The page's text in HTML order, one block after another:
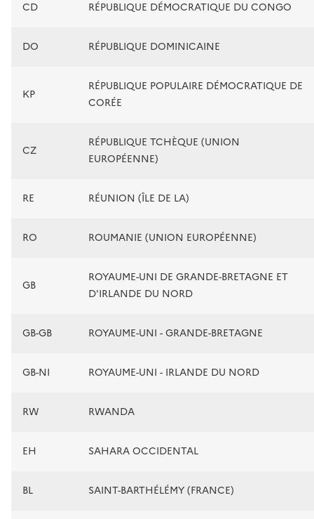
CD RÉPUBLIQUE DÉMOCRATIQUE DU CONGO
DO RÉPUBLIQUE DOMINICAINE
KP
RÉPUBLIQUE POPULAIRE DÉMOCRATIQUE DE
CORÉE
CZ
RÉPUBLIQUE TCHÈQUE (UNION
EUROPÉENNE)
RE RÉUNION (ÎLE DE LA)
RO ROUMANIE (UNION EUROPÉENNE)
GB
ROYAUME-UNI DE GRANDE-BRETAGNE ET
D'IRLANDE DU NORD
GB-GB ROYAUME-UNI - GRANDE-BRETAGNE
GB-NI ROYAUME-UNI - IRLANDE DU NORD
RW RWANDA
EH SAHARA OCCIDENTAL
BL SAINT-BARTHÉLÉMY (FRANCE)